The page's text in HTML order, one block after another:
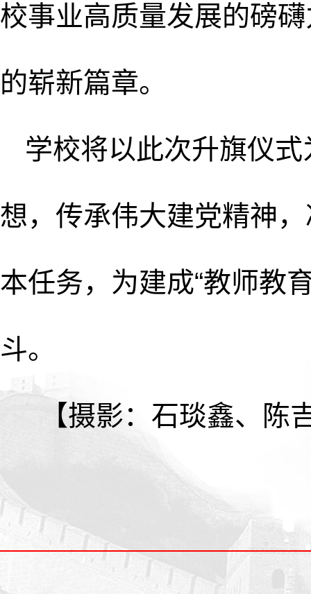
校事业高质量发展的磅
的崭新篇章。
学校将以此次升旗仪
想，传承伟大建党精神
本任务，为建成‌“教师教
斗。
【摄影：石琰鑫、